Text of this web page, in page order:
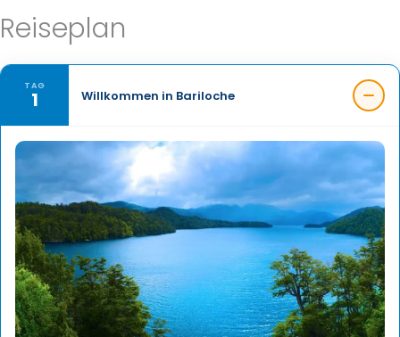
Reiseplan
TAG
1 Willkommen in Bariloche